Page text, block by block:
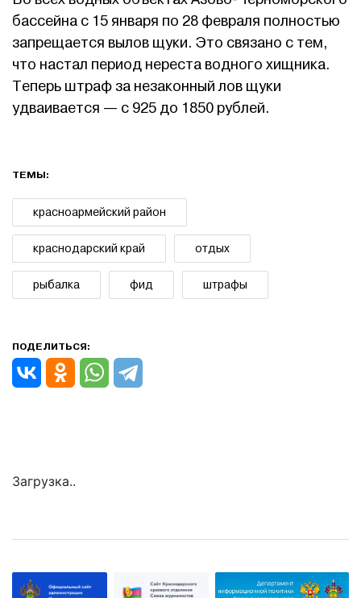
бассейна с 15 января по 28 февраля полностью
запрещается вылов щуки. Это связано с тем,
что настал период нереста водного хищника.
Теперь штраф за незаконный лов щуки
удваивается — с 925 до 1850 рублей.
ТЕМЫ:
красноармейский район
краснодарский край отдых
рыбалка фид штрафы
ПОДЕЛИТЬСЯ:
Загрузка..